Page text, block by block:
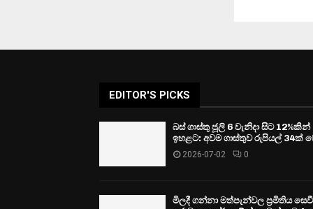
EDITOR'S PICKS
බස් ගාස්තු ජූලි 6 වැනිදා සිට 12%කින්
ඉහළට: අවම ගාස්තුව රුපියල් 34ක්
2026-07-02 0
මිලදී ගන්නා මත්පැන්වල ප්‍රමිතිය